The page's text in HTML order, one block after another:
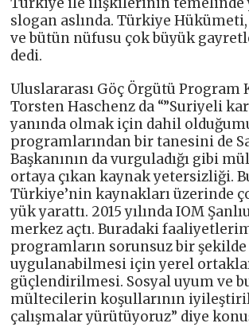
slogan aslında. Türkiye
ve bütün nüfusu çok büyük
dedi.
Uluslararası Göç Örgütü Program
Torsten Haschenz da “”Suriyeli
yanında olmak için dahil
programlarından bir tanesini de
Başkanının da vurguladığı gibi
ortaya çıkan kaynak yetersizliği.
Türkiye’nin kaynakları üzerinde
yük yarattı. 2015 yılında IOM
merkez açtı. Buradaki
programların sorunsuz bir şekilde
uygulanabilmesi için yerel
güçlendirilmesi. Sosyal uyum ve
mültecilerin koşullarının
çalışmalar yürütüyoruz” diye